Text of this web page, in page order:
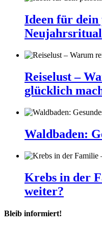
Ideen für dein
Neujahrsritual
Reiselust –
glücklich
Waldbaden:
Krebs in der
weiter?
Bleib informiert!